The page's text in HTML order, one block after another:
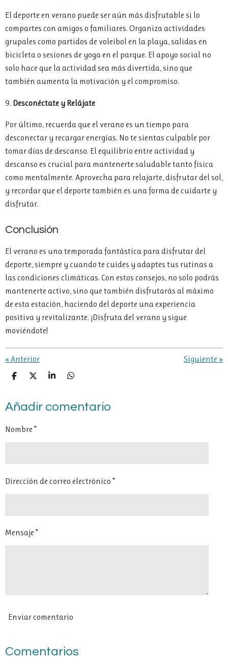
El deporte en verano puede ser aún más disfrutable si lo
compartes con amigos o familiares. Organiza actividades
grupales como partidos de voleibol en la playa, salidas en
bicicleta o sesiones de yoga en el parque. El apoyo social no
solo hace que la actividad sea más divertida, sino que
también aumenta la motivación y el compromiso.
9. Desconéctate y Relájate
Por último, recuerda que el verano es un tiempo para
desconectar y recargar energías. No te sientas culpable por
tomar días de descanso. El equilibrio entre actividad y
descanso es crucial para mantenerte saludable tanto física
como mentalmente. Aprovecha para relajarte, disfrutar del sol,
y recordar que el deporte también es una forma de cuidarte y
disfrutar.
Conclusión
El verano es una temporada fantástica para disfrutar del
deporte, siempre y cuando te cuides y adaptes tus rutinas a
las condiciones climáticas. Con estos consejos, no solo podrás
mantenerte activo, sino que también disfrutarás al máximo
de esta estación, haciendo del deporte una experiencia
positiva y revitalizante. ¡Disfruta del verano y sigue
moviéndote!
«Anterior Siguiente »
C
p
a
t
C
p
a
t
C
p
a
C
p
a
Añadir comentario
Nombre *
Dirección de correo electrónico *
Mensaje *
Enviar comentario
Comentarios